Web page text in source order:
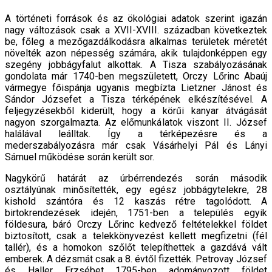
A történeti források és az ökológiai adatok szerint igazán
nagy változások csak a XVII-XVIII. században következtek
be, főleg a mezőgazdálkodásra alkalmas területek méretét
növelték azon népesség számára, akik tulajdonképpen egy
szegény jobbágyfalut alkottak. A Tisza szabályozásának
gondolata már 1740-ben megszületett, Orczy Lőrinc Abaúj
vármegye főispánja ugyanis megbízta Lietzner Jánost és
Sándor Józsefet a Tisza térképének elkészítésével. A
feljegyzésekből kiderült, hogy a körűi kanyar átvágását
nagyon szorgalmazta. Az előmunkálatok viszont II. József
halálával leálltak. Így a térképezésre és a
mederszabályozásra már csak Vásárhelyi Pál és Lányi
Sámuel működése során került sor.
Nagykörű határát az úrbérrendezés során második
osztályúnak minősítették, egy egész jobbágytelekre, 28
kishold szántóra és 12 kaszás rétre tagolódott. A
birtokrendezések idején, 1751-ben a település egyik
földesura, báró Orczy Lőrinc kedvező feltételekkel földet
biztosított, csak a telekkönyvezést kellett megfizetni (fél
tallér), és a homokon szőlőt telepíthettek a gazdává vált
emberek. A dézsmát csak a 8. évtől fizették. Petrovay József